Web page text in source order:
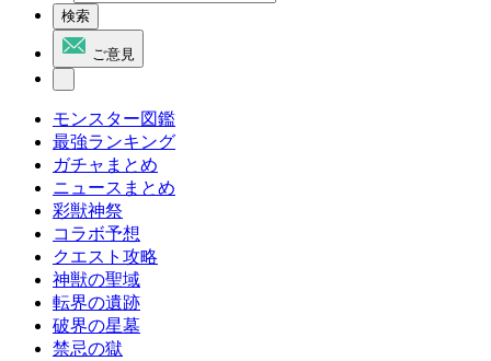
検索
ご意見
モンスター図鑑
最強ランキング
ガチャまとめ
ニュースまとめ
彩獣神祭
コラボ予想
クエスト攻略
神獣の聖域
転界の遺跡
破界の星墓
禁忌の獄